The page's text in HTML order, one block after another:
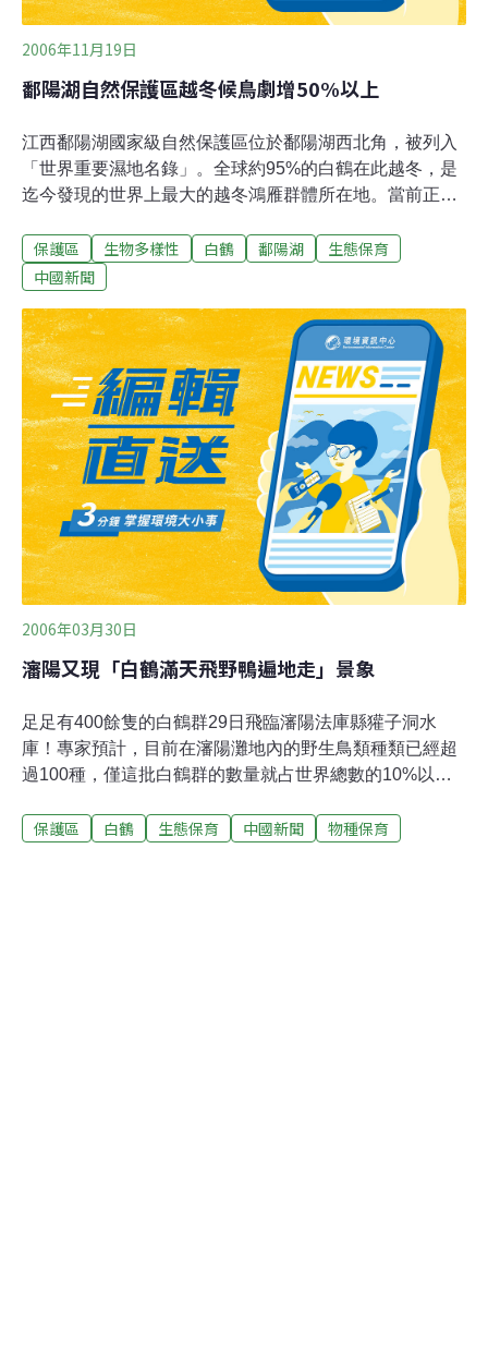
2006年11月19日
鄱陽湖自然保護區越冬候鳥劇增50%以上
江西鄱陽湖國家級自然保護區位於鄱陽湖西北角，被列入
「世界重要濕地名錄」。全球約95%的白鶴在此越冬，是
迄今發現的世界上最大的越冬鴻雁群體所在地。當前正是
以上。2005年同期鄱陽湖國家級自然保護區內候鳥數量比
往年有顯著增加，候鳥總數為13.03萬隻。但2006年截至
鶴、天鵝、鴻雁、白額雁等40多種珍稀候鳥，其中白鶴數
量由去年同期的67隻增加到今年的1,272隻。但水位比常
年同期水位低1米多。專家認為，大量候鳥聚集原因有兩
個，除了保護力度加強外，更主要的原因是受周邊湖區乾
旱影響，分散在保護區周邊湖區的候鳥會逐漸向水草相對
豐富的自然保護區內聚集。
保護區 生物多樣性 白鶴 鄱陽湖
生態保育
中國新聞
2006年03月30日
瀋陽又現「白鶴滿天飛野鴨遍地走」景象
足足有400餘隻的白鶴群29日飛臨瀋陽法庫縣獾子洞水
庫！專家預計，目前在瀋陽灘地內的野生鳥類種類已經超
過100種，僅這批白鶴群的數量就占世界總數的10%以
站、法庫縣森林公安分局、遼寧省環保志願者聯合會等多
保護區 白鶴 生態保育 中國新聞 物種保育